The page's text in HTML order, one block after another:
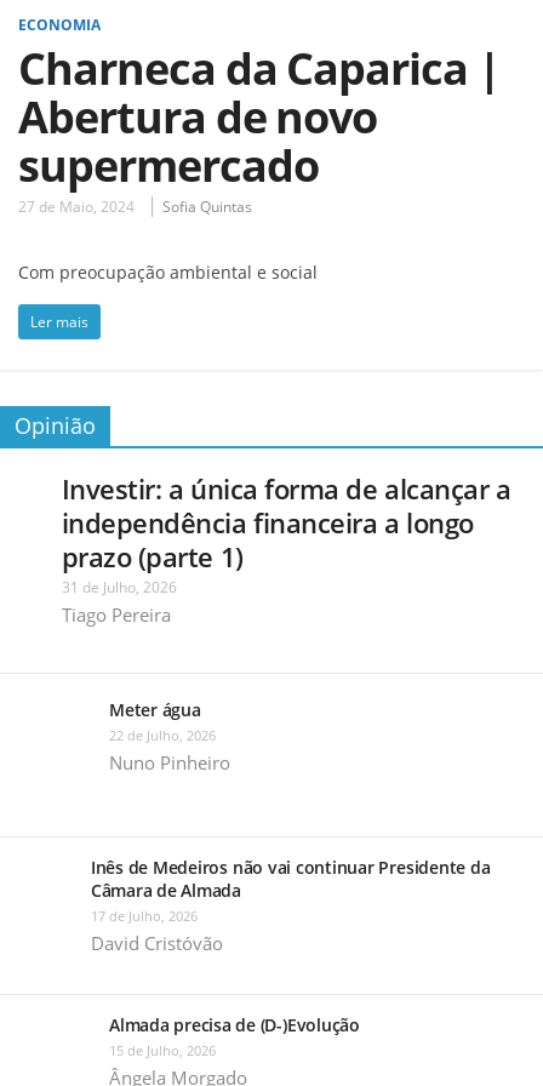
ECONOMIA
Charneca da Caparica |
Abertura de novo
supermercado
27 de Maio, 2024 Sofia Quintas
Com preocupação ambiental e social
Ler mais
Opinião
Investir: a única forma de alcançar a
independência financeira a longo
prazo (parte 1)
31 de Julho, 2026
Tiago Pereira
Meter água
22 de Julho, 2026
Nuno Pinheiro
Inês de Medeiros não vai continuar Presidente da
Câmara de Almada
17 de Julho, 2026
David Cristóvão
Almada precisa de (D-)Evolução
15 de Julho, 2026
Ângela Morgado